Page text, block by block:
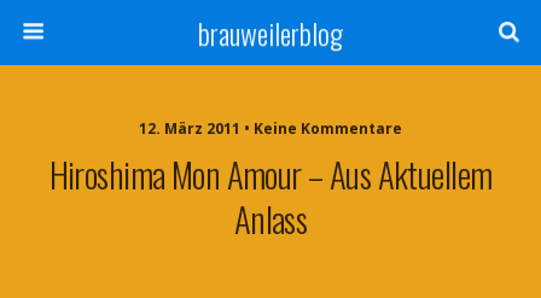
brauweilerblog
12. März 2011 • Keine Kommentare
Hiroshima Mon Amour – Aus Aktuellem
Anlass